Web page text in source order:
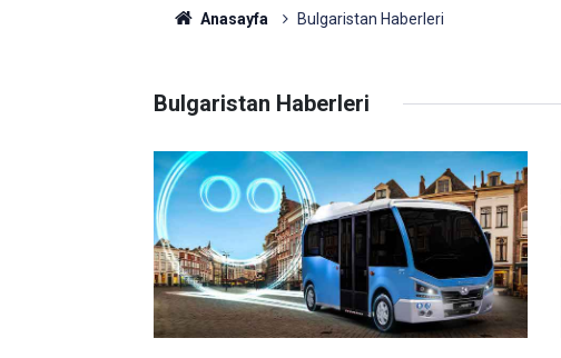
Anasayfa Bulgaristan Haberleri
Bulgaristan Haberleri